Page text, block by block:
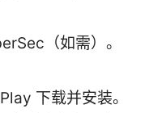
（如需）。
下载并安装。